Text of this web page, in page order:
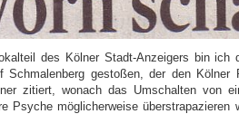
des Kölner Stadt-Anzeigers bin ich
Schmalenberg gestoßen, der den Kölner
zitiert, wonach das Umschalten von
Psyche möglicherweise überstrapazieren